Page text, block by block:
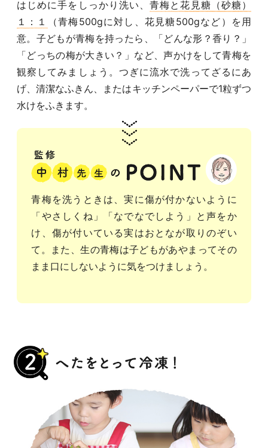
はじめに手をしっかり洗い、青梅と花見糖（砂糖）
１：１
（青梅500gに対し、花見糖500gなど）を用
意。子どもが青梅を持ったら、「どんな形？香り？」
「どっちの梅が大きい？」など、声かけをして青梅を
観察してみましょう。つぎに流水で洗ってざるにあ
げ、清潔なふきん、またはキッチンペーパーで1粒ずつ
水けをふきます。
青梅を洗うときは、実に傷が付かないように
「やさしくね」「なでなでしよう」と声をか
け、傷が付いている実はおとなが取りのぞい
て。また、生の青梅は子どもがあやまってその
まま口にしないように気をつけましょう。